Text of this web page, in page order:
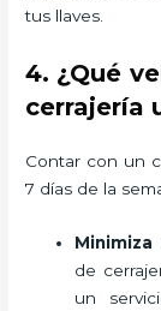
tus llaves.
4. ¿Qué
cerrajería
Contar con un
7 días de la
de
un